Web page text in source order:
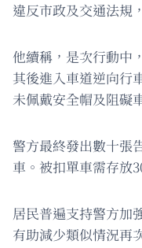
違反市政及交通法規
他續稱，是次行動中
其後進入車道逆向行
未佩戴安全帽及阻礙
警方最終發出數十張
車。被扣單車需存放
居民普遍支持警方加
有助減少類似情況再